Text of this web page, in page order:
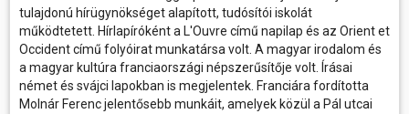
tulajdonú hírügynökséget alapított, tudósítói iskolát
működtetett. Hírlapíróként a L'Ouvre című napilap és az Orient et
Occident című folyóirat munkatársa volt. A magyar irodalom és
a magyar kultúra franciaországi népszerűsítője volt. Írásai
német és svájci lapokban is megjelentek. Franciára fordította
Molnár Ferenc jelentősebb munkáit, amelyek közül a Pál utcai